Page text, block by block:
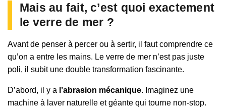
Mais au fait, c’est quoi exactement
le verre de mer ?
Avant de penser à percer ou à sertir, il faut comprendre ce
qu’on a entre les mains. Le verre de mer n’est pas juste
poli, il subit une double transformation fascinante.
D’abord, il y a l’abrasion mécanique. Imaginez une
machine à laver naturelle et géante qui tourne non-stop.